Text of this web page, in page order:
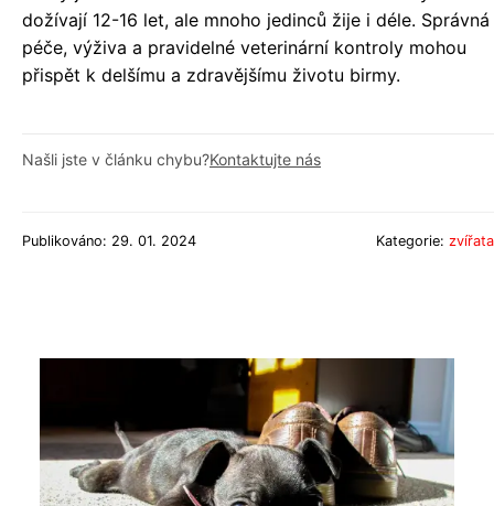
dožívají 12-16 let, ale mnoho jedinců žije i déle. Správná
péče, výživa a pravidelné veterinární kontroly mohou
přispět k delšímu a zdravějšímu životu birmy.
Našli jste v článku chybu?Kontaktujte nás
Publikováno: 29. 01. 2024 Kategorie: zvířata